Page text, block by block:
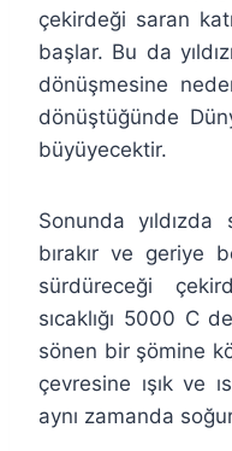
çekirdeği saran
başlar. Bu da
dönüşmesine
dönüştüğünde
büyüyecektir.
Sonunda yıldızda
bırakır ve geriye
sürdüreceği
sıcaklığı 5000 C
sönen bir şömine
çevresine ışık ve
aynı zamanda